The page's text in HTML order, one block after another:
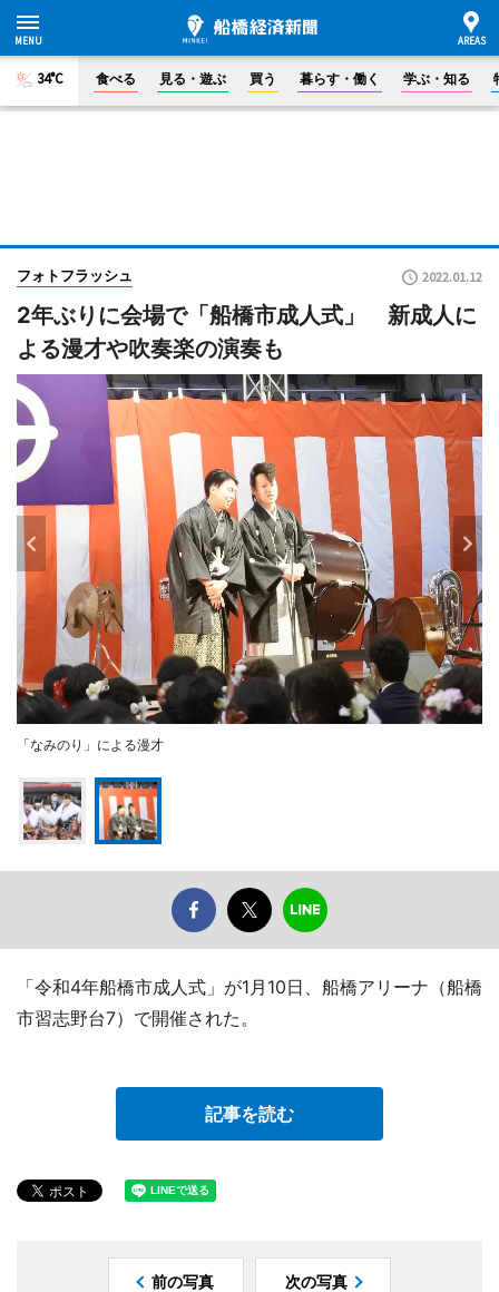
34°C 食べる 見る・遊ぶ 買う 暮らす・働く 学ぶ・知る
フォトフラッシュ 2022.01.12
2年ぶりに会場で「船橋市成人式」 新成人に
よる漫才や吹奏楽の演奏も
「なみのり」による漫才
「令和4年船橋市成人式」が1月10日、船橋アリーナ（船橋
市習志野台7）で開催された。
記事を読む
前の写真 次の写真